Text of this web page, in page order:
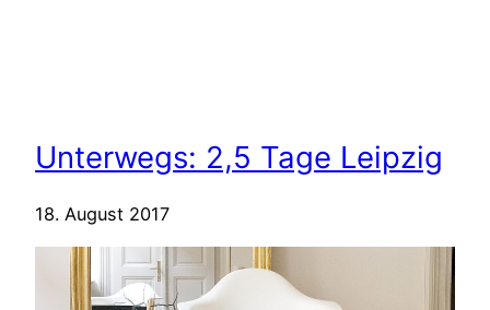
Unterwegs: 2,5 Tage Leipzig
18. August 2017